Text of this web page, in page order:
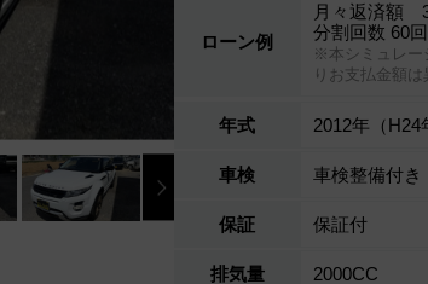
ローン例
月々返済額
分割回数 60
※本シミュレー
りお支払金額は
年式 2012年（H24
車検 車検整備付き
保証 保証付
排気量 2000CC